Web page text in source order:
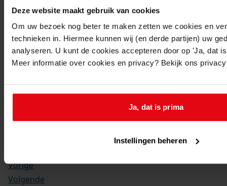
Deze website maakt gebruik van cookies
Om uw bezoek nog beter te maken zetten we cookies en
technieken in. Hiermee kunnen wij (en derde partijen) uw
analyseren. U kunt de cookies accepteren door op 'Ja, dat
Meer informatie over cookies en privacy? Bekijk ons
Ja, dat is prima
Instellingen beheren
Toegangsnummer:
1702-09 Doop-, trouw- en begraafboeken Enkhuizen,
1581-1910
Inventarisnummer :
12
2.
Dit bestand is nog niet gecontroleerd op volledigheid
Vorige
Volgende